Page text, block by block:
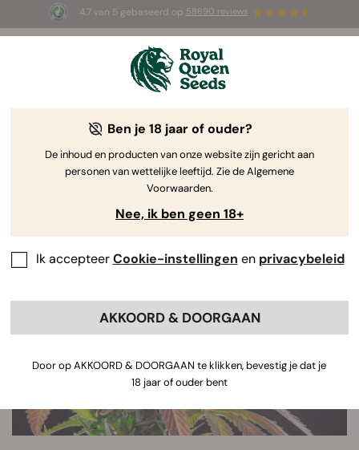
4.7 van 5 gebaseerd op 58690 reviews
☀️ Summer Sales: tot wel 50% korting
op geselecteerde producten! ⏤
The RQS Blog
Cannabis Lifestyle Blogs
Ben je 18 jaar of ouder?
De inhoud en producten van onze website zijn gericht aan
personen van wettelijke leeftijd. Zie de Algemene
Voorwaarden.
Nee, ik ben geen 18+
Ik accepteerCookie-instellingen en privacybeleid
AKKOORD & DOORGAAN
Door op AKKOORD & DOORGAAN te klikken, bevestig je dat je
18 jaar of ouder bent